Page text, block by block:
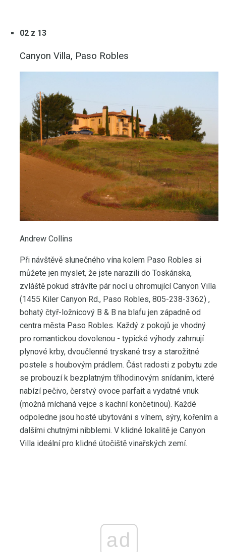
02 z 13
Canyon Villa, Paso Robles
Andrew Collins
Při návštěvě slunečného vína kolem Paso Robles si
můžete jen myslet, že jste narazili do Toskánska,
zvláště pokud strávíte pár nocí u ohromující Canyon Villa
(1455 Kiler Canyon Rd., Paso Robles, 805-238-3362) ,
bohatý čtyř-ložnicový B & B na blafu jen západně od
centra města Paso Robles. Každý z pokojů je vhodný
pro romantickou dovolenou - typické výhody zahrnují
plynové krby, dvoučlenné tryskané trsy a starožitné
postele s houbovým prádlem. Část radosti z pobytu zde
se probouzí k bezplatným tříhodinovým snídaním, které
nabízí pečivo, čerstvý ovoce parfait a vydatné vnuk
(možná míchaná vejce s kachní končetinou). Každé
odpoledne jsou hosté ubytováni s vínem, sýry, kořením a
dalšími chutnými nibblemi. V klidné lokalitě je Canyon
Villa ideální pro klidné útočiště vinařských zemí.
ad